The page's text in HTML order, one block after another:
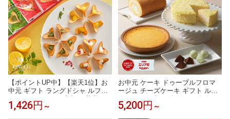
【ポイントUP中】【楽天1位】お
中元 ギフト ラングドシャ ルフル /
KINEEL キニール 京都 お菓子 ス
イーツ 洋菓子 焼き菓子 クッキー
1,426円 ～
お中元 ケーキ ドゥーブルフロマ
ージュ チーズケーキ ギフト ルタ
オ LeTAO 4号 ( 2名用 ～ 4名用 )
誕生日ケーキ 冷凍ケーキ スイー
5,200円 ～